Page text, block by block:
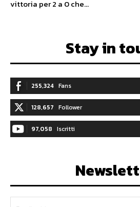
vittoria per 2 a 0 che...
Stay in
255,324 Fans
128,657 Follower
97,058 Iscritti